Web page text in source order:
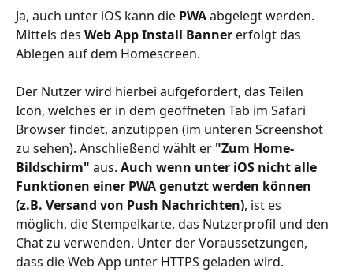
Ja, auch unter iOS kann die PWA abgelegt werden.
Mittels des Web App Install Banner erfolgt das
Ablegen auf dem Homescreen.
Der Nutzer wird hierbei aufgefordert, das Teilen
Icon, welches er in dem geöffneten Tab im Safari
Browser findet, anzutippen (im unteren Screenshot
zu sehen). Anschließend wählt er "Zum Home-
Bildschirm" aus. Auch wenn unter iOS nicht alle
Funktionen einer PWA genutzt werden können
(z.B. Versand von Push Nachrichten), ist es
möglich, die Stempelkarte, das Nutzerprofil und den
Chat zu verwenden. Unter der Voraussetzungen,
dass die Web App unter HTTPS geladen wird.